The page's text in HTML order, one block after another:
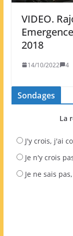
VIDEO.
2018
14/10/2022 4
Sondages
La
J'y crois, j'ai
Je n'y crois
Je ne sais